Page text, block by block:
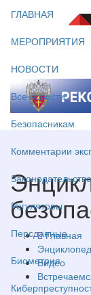
ГЛАВНАЯ
МЕРОПРИЯТИЯ
НОВОСТИ
Все новости
Безопасникам
Комментарии
Законодательство
Регуляторы
Персданные
Биометрия
Главная
Видео